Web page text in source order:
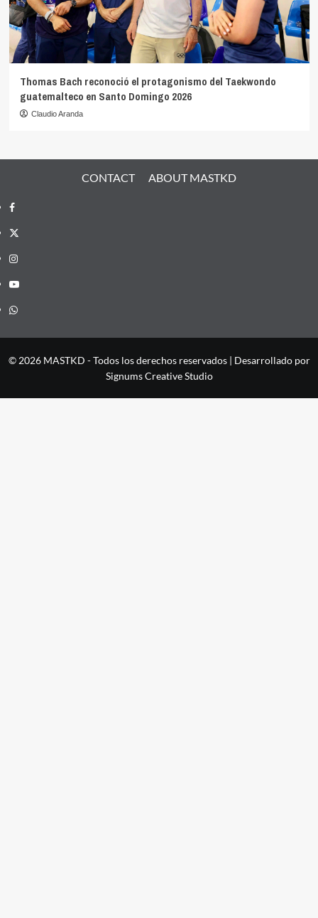
Thomas Bach reconoció el protagonismo del Taekwondo
guatemalteco en Santo Domingo 2026
Claudio Aranda
CONTACT ABOUT MASTKD
Facebook
X
Instagram
YouTube
Whatsapp